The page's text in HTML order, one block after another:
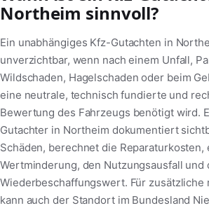
Northeim sinnvoll?
Ein unabhängiges Kfz-Gutachten in
unverzichtbar, wenn nach einem Unfall,
Wildschaden, Hagelschaden oder beim
eine neutrale, technisch fundierte und
Bewertung des Fahrzeugs benötigt wird.
Gutachter in Northeim dokumentiert
Schäden, berechnet die
Wertminderung, den Nutzungsausfall und
Wiederbeschaffungswert. Für zusätzliche
kann auch der Standort im Bundesland